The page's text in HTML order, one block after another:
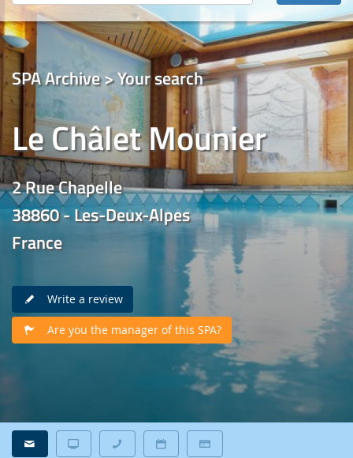
SPA Archive > Your search
Le Châlet Mounier
2 Rue Chapelle
38860 - Les-Deux-Alpes
France
Write a review
Are you the manager of this SPA?